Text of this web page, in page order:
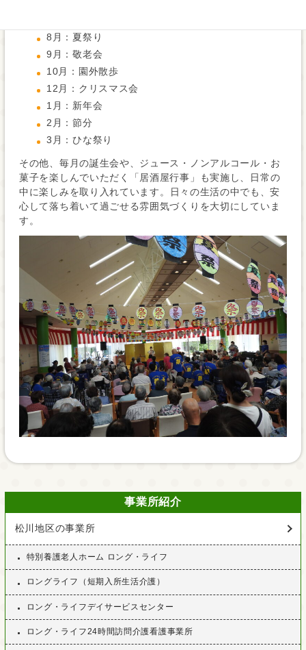
8月：夏祭り
9月：敬老会
10月：園外散歩
12月：クリスマス会
1月：新年会
2月：節分
3月：ひな祭り
その他、毎月の誕生会や、ジュース・ノンアルコール・お
菓子を楽しんでいただく「居酒屋行事」も実施し、日常の
中に楽しみを取り入れています。
日々の生活の中でも、安
心して落ち着いて過ごせる雰囲気づくりを大切にしていま
す。
事業所紹介
松川地区の事業所
特別養護老人ホーム ロング・ライフ
ロングライフ（短期入所生活介護）
ロング・ライフデイサービスセンター
ロング・ライフ24時間訪問介護看護事業所